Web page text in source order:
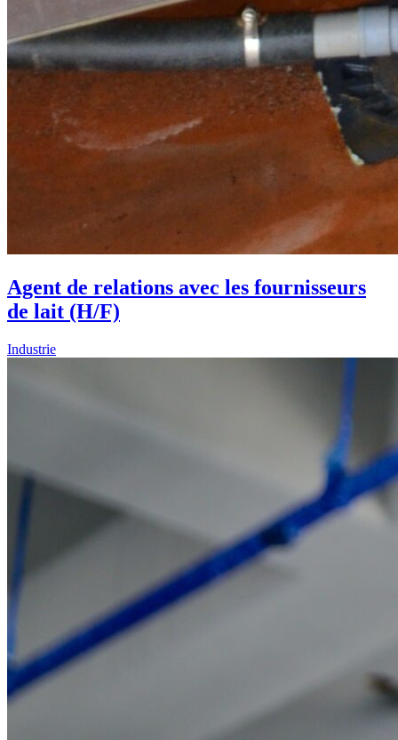
Agent de relations avec les fournisseurs
de lait (H/F)
Industrie